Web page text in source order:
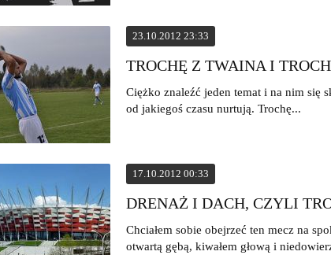
23.10.2012 23:33
TROCHĘ Z TWAINA I
Ciężko znaleźć jeden temat i na nim się
od jakiegoś czasu nurtują. Trochę...
17.10.2012 00:33
DRENAŻ I DACH, CZYLI
Chciałem sobie obejrzeć ten mecz na
otwartą gębą, kiwałem głową i